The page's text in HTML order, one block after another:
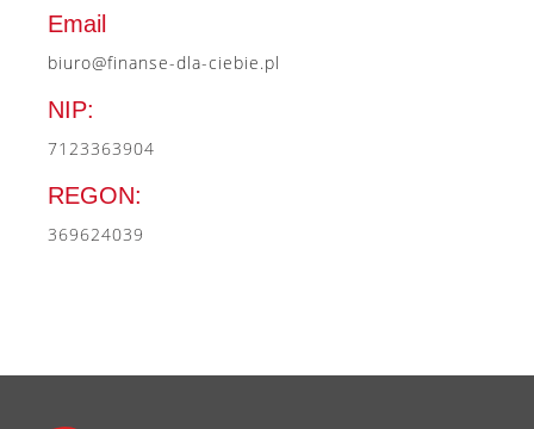
Email
biuro@finanse-dla-ciebie.pl
NIP:
7123363904
REGON:
369624039